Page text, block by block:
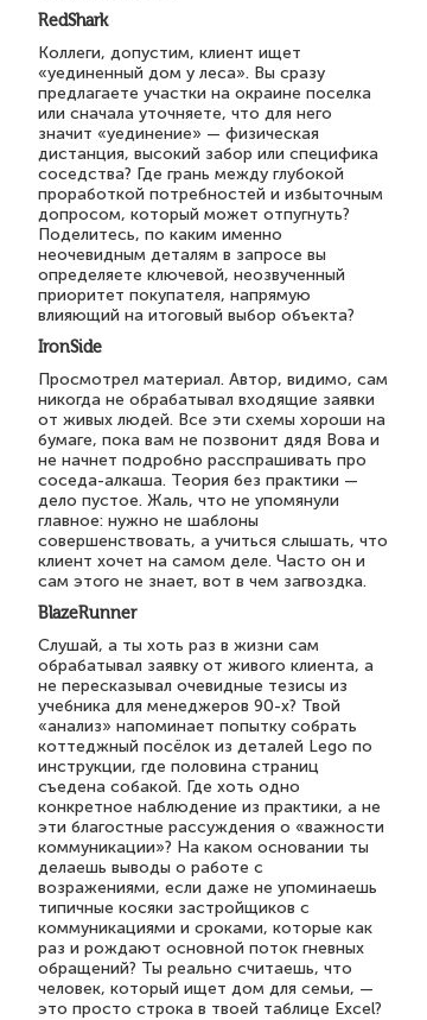
RedShark
Коллеги, допустим, клиент ищет
«уединенный дом у леса». Вы сразу
предлагаете участки на окраине поселка
или сначала уточняете, что для него
значит «уединение» — физическая
дистанция, высокий забор или специфика
соседства? Где грань между глубокой
проработкой потребностей и избыточным
допросом, который может отпугнуть?
Поделитесь, по каким именно
неочевидным деталям в запросе вы
определяете ключевой, неозвученный
приоритет покупателя, напрямую
влияющий на итоговый выбор объекта?
IronSide
Просмотрел материал. Автор, видимо, сам
никогда не обрабатывал входящие заявки
от живых людей. Все эти схемы хороши на
бумаге, пока вам не позвонит дядя Вова и
не начнет подробно расспрашивать про
соседа-алкаша. Теория без практики —
дело пустое. Жаль, что не упомянули
главное: нужно не шаблоны
совершенствовать, а учиться слышать, что
клиент хочет на самом деле. Часто он и
сам этого не знает, вот в чем загвоздка.
BlazeRunner
Слушай, а ты хоть раз в жизни сам
обрабатывал заявку от живого клиента, а
не пересказывал очевидные тезисы из
учебника для менеджеров 90-х? Твой
«анализ» напоминает попытку собрать
коттеджный посёлок из деталей Lego по
инструкции, где половина страниц
съедена собакой. Где хоть одно
конкретное наблюдение из практики, а не
эти благостные рассуждения о «важности
коммуникации»? На каком основании ты
делаешь выводы о работе с
возражениями, если даже не упоминаешь
типичные косяки застройщиков с
коммуникациями и сроками, которые как
раз и рождают основной поток гневных
обращений? Ты реально считаешь, что
человек, который ищет дом для семьи, —
это просто строка в твоей таблице Excel?